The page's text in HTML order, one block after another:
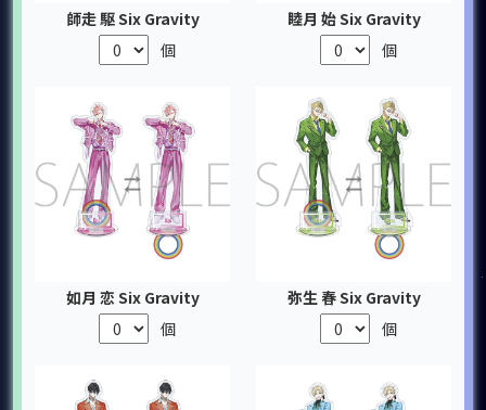
師走 駆 Six Gravity
個
睦月 始 Six Gravity
個
如月 恋 Six Gravity
個
弥生 春 Six Gravity
個